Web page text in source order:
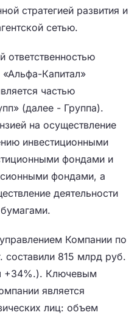
стратегией развития и
сетью.
ответственностью
Капитал»
частью
(далее - Группа).
на осуществление
инвестиционными
фондами и
фондами, а
деятельности
Компании по
составили 815 млрд руб.
+34%.). Ключевым
является
лиц: объем